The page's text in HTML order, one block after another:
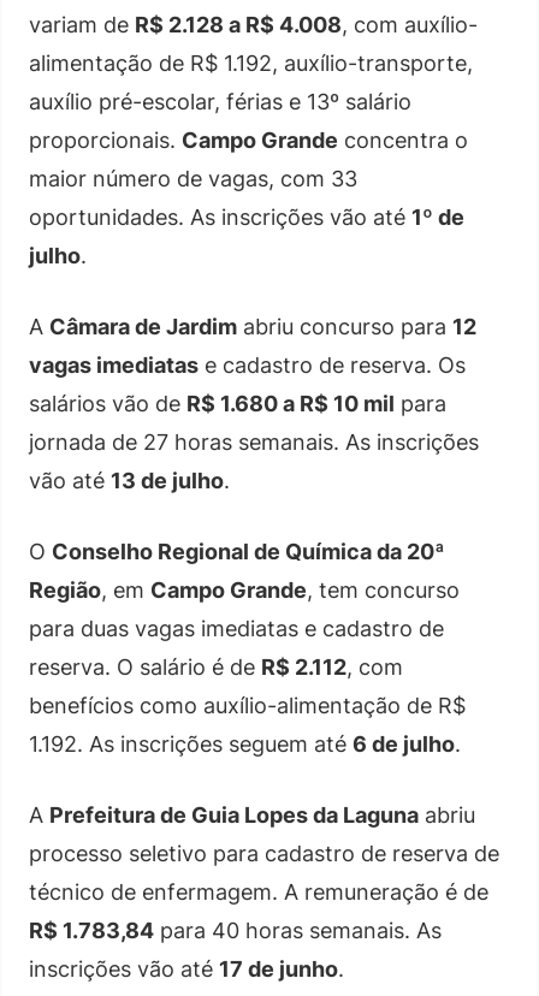
variam de R$ 2.128 a R$ 4.008, com auxílio-
alimentação de R$ 1.192, auxílio-transporte,
auxílio pré-escolar, férias e 13º salário
proporcionais. Campo Grande concentra o
maior número de vagas, com 33
oportunidades. As inscrições vão até 1º de
julho.
A Câmara de Jardim abriu concurso para 12
vagas imediatas e cadastro de reserva. Os
salários vão de R$ 1.680 a R$ 10 mil para
jornada de 27 horas semanais. As inscrições
vão até 13 de julho.
O Conselho Regional de Química da 20ª
Região, em Campo Grande, tem concurso
para duas vagas imediatas e cadastro de
reserva. O salário é de R$ 2.112, com
benefícios como auxílio-alimentação de R$
1.192. As inscrições seguem até 6 de julho.
A Prefeitura de Guia Lopes da Laguna abriu
processo seletivo para cadastro de reserva de
técnico de enfermagem. A remuneração é de
R$ 1.783,84 para 40 horas semanais. As
inscrições vão até 17 de junho.